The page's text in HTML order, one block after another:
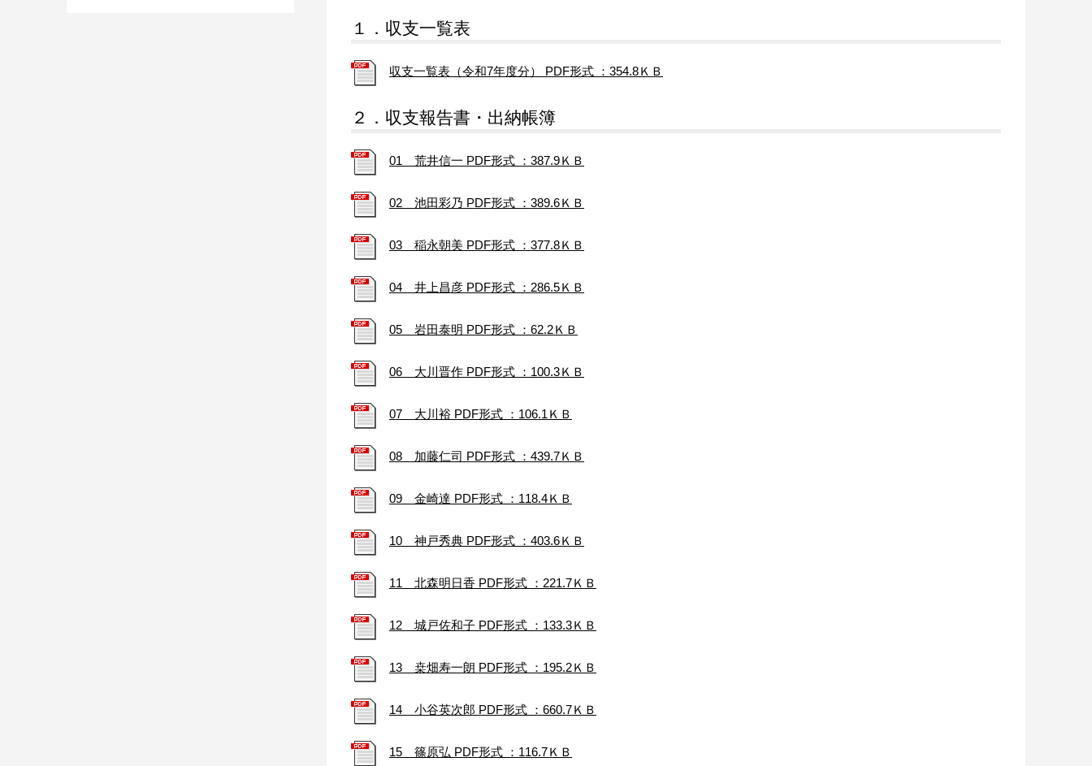
１．収支一覧表
収支一覧表（令和7年度分） PDF形式 ：354.8ＫＢ
２．収支報告書・出納帳簿
01 荒井信一 PDF形式 ：387.9ＫＢ
02 池田彩乃 PDF形式 ：389.6ＫＢ
03 稲永朝美 PDF形式 ：377.8ＫＢ
04 井上昌彦 PDF形式 ：286.5ＫＢ
05 岩田泰明 PDF形式 ：62.2ＫＢ
06 大川晋作 PDF形式 ：100.3ＫＢ
07 大川裕 PDF形式 ：106.1ＫＢ
08 加藤仁司 PDF形式 ：439.7ＫＢ
09 金崎達 PDF形式 ：118.4ＫＢ
10 神戸秀典 PDF形式 ：403.6ＫＢ
11 北森明日香 PDF形式 ：221.7ＫＢ
12 城戸佐和子 PDF形式 ：133.3ＫＢ
13 桒畑寿一朗 PDF形式 ：195.2ＫＢ
14 小谷英次郎 PDF形式 ：660.7ＫＢ
15 篠原弘 PDF形式 ：116.7ＫＢ